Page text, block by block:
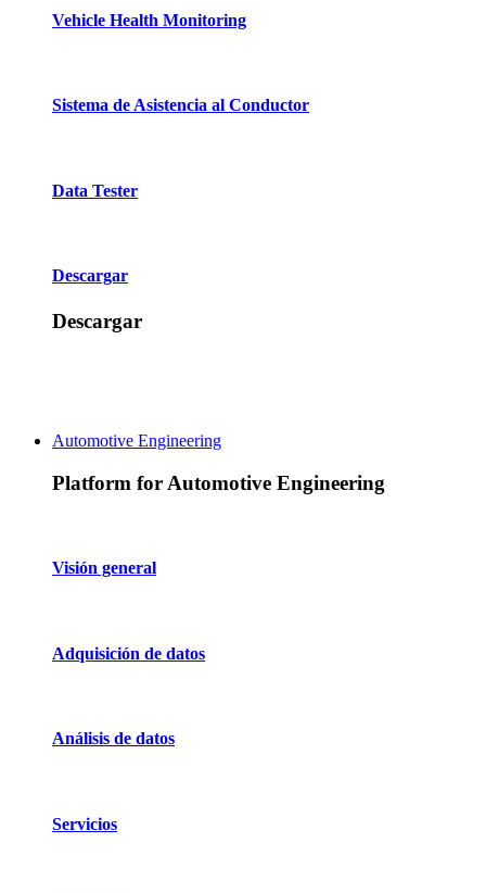
Vehicle Health Monitoring
Sistema de Asistencia al Conductor
Data Tester
Descargar
Descargar
Automotive Engineering
Platform for Automotive Engineering
Visión general
Adquisición de datos
Análisis de datos
Servicios